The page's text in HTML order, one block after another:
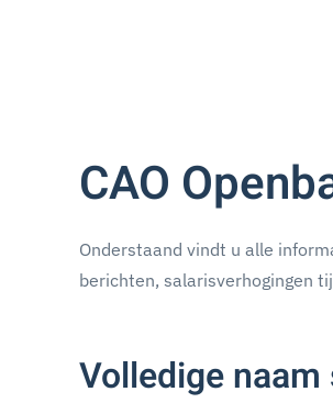
CAO
Onderstaand vindt u alle
berichten, salarisverhogingen
Volledige